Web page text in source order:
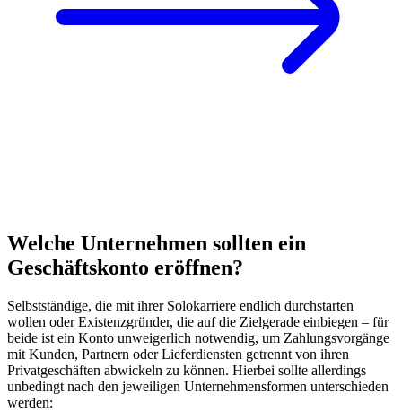
Welche Unternehmen sollten ein
Geschäftskonto eröffnen?
Selbstständige, die mit ihrer Solokarriere endlich durchstarten
wollen oder Existenzgründer, die auf die Zielgerade einbiegen – für
beide ist ein Konto unweigerlich notwendig, um Zahlungsvorgänge
mit Kunden, Partnern oder Lieferdiensten getrennt von ihren
Privatgeschäften abwickeln zu können. Hierbei sollte allerdings
unbedingt nach den jeweiligen Unternehmensformen unterschieden
werden: